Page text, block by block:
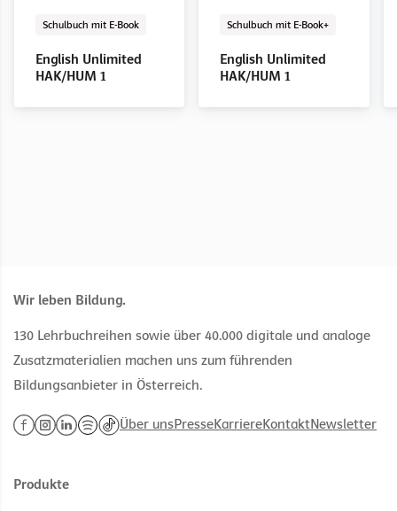
Schulbuch mit E-Book
English Unlimited
HAK/HUM 1
Schulbuch mit E-Book+
English Unlimited
HAK/HUM 1
HAK 3
HAK 4/5
HAK 3
Teacher's Book
HAK 4/5
Teacher's Book
HAK 3
HAK 4/5
Wir leben Bildung.
130 Lehrbuchreihen sowie über 40.000 digitale und analoge
Zusatzmaterialien machen uns zum führenden
Bildungsanbieter in Österreich.
Über unsPresseKarriereKontaktNewsletter
Produkte